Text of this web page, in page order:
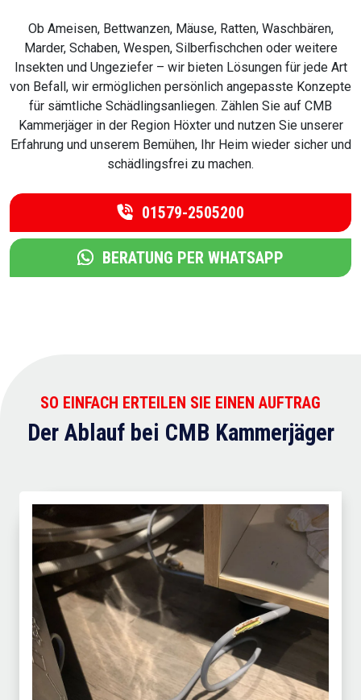
Ob Ameisen, Bettwanzen, Mäuse, Ratten, Waschbären,
Marder, Schaben, Wespen, Silberfischchen oder weitere
Insekten und Ungeziefer – wir bieten Lösungen für jede Art
von Befall, wir ermöglichen persönlich angepasste Konzepte
für sämtliche Schädlingsanliegen. Zählen Sie auf CMB
Kammerjäger in der Region Höxter und nutzen Sie unserer
Erfahrung und unserem Bemühen, Ihr Heim wieder sicher und
schädlingsfrei zu machen.
01579-2505200
BERATUNG PER WHATSAPP
SO EINFACH ERTEILEN SIE EINEN AUFTRAG
Der Ablauf bei CMB Kammerjäger